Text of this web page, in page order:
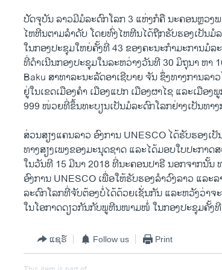
ປັດ​ຈຸ​ບັນ ລາວ​ມີ​ມໍ​ລະ​ດົກ​ໂລກ 3 ແຫ່ງກໍ​ຄື ​ນະ​ຄອນ​ຫຼວງ​
ໄຫ​ຫີນ​ຕາມ​ລຳ​ດັບ ໂດຍ​ທົ່ງ​ໄຫ​ຫີນ​ໄດ້​ຖືກ​ຮັບ​ຮອງ​ເປັນ​ມໍ​
ໃນ​ກອງ​ປະ​ຊຸມ​ໃຫຍ່​ຄັ້ງ​ທີ່ 43 ຂອງ​ຄະ​ນະ​ກຳ​ມະ​ການ​ມໍ​ລ
ທີ່​ດຳ​ເນີນກອງ​ປະ​ຊຸມ​ໃນ​ລະ​ຫວ່າງວັນ​ທີ 30 ມິ​ຖຸ​ນາ ຫາ
Baku ສາ​ທາ​ລະ​ນະ​ລັດ​ອາເຊີ​ບາ​ຍ ຈັນ ຊຶ່ງ​ທາງ​ການ​ລາ
ຢູ່​ໃນເຂດ​ເມືອງ​ຄຳ ເມືອງ​ແປກ ເມືອງ​ຜາ​ໄຊ ແລະ​ເມື
999 ໜ່ວຍ​ທີ່​ຂຶ້ນ​ທະ​ບ​ຽນ​ເປັນ​ມໍ​ລະ​ດົກ​ໂລກ​ຢ່າງ​ເປັນ​ທາງ​
ສ່ວນ​ສຽງ​ແຄນ​ລາ​ວ ອົງ​ການ UNESCO ໄດ້​ຮັບ​ຮອງ​ເ
ທາງ​ສຽງ​ເພງ​ຂອງມະ​ນຸດ​ຊາດ ແລະ​ໄດ້​ມອບ​ໃບ​ປະ​ກາ
ໃນ​ວັນ​ທີ 15 ມີ​ນາ 2018 ທີ່​ນະ​ຄອນ​ປາ​ຣີ ນອກ​ຈາກ​ນັ້ນ
ອົງ​ການ UNESCO ເພື່ອ​ໃຫ້​ຮັບ​ຮອງ​ລຳ​ວົງ​ລາວ ແລະ​
ລະ​ດົກ​ໂລກ​ທີ່​ຈັບ​ຕ້ອງ​ບໍ່​ໄດ້​ດ້ວຍ​ເຊັ່ນ​ກັນ ແລ​ະ​ຫວັງ​ວ່າຈ
ໃນ​ໂອ​ກາດ​ດຽວ​ກັນ​ກັບ​ພູ​ຫີນ​ໜາມ​ໜໍ່ ​ໃນ​ກອງ​ປະ​ຊຸມ​ຄັ້ງ​ທີ
ແຊຣ໌ Follow us Print